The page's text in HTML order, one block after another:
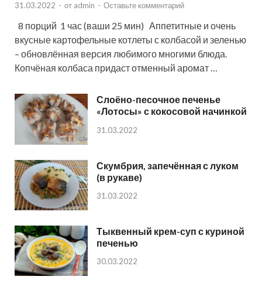
31.03.2022 - от admin - Оставьте комментарий
8 порций 1 час (ваши 25 мин) Аппетитные и очень
вкусные картофельные котлеты с колбасой и зеленью
– обновлённая версия любимого многими блюда.
Копчёная колбаса придаст отменный аромат …
Слоёно-песочное печенье
«Лотосы» с кокосовой начинкой
31.03.2022
Скумбрия, запечённая с луком
(в рукаве)
31.03.2022
Тыквенный крем-суп с куриной
печенью
30.03.2022